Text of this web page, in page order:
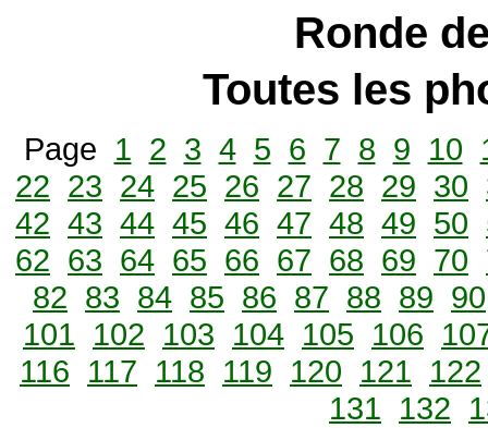
Ronde
Toutes les
Page 1 2 3 4 5 6 7 8 9 10
22 23 24 25 26 27 28 29 30
42 43 44 45 46 47 48 49 50
62 63 64 65 66 67 68 69 70
82 83 84 85 86 87 88 89 90
101 102 103 104 105 106
116 117 118 119 120 121 122
131 132